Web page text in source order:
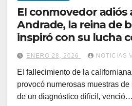
El conmovedor adiós
Andrade, la reina de
inspiró con su lucha
cáncer
ENERO 28, 2026 NOTICIAS
El fallecimiento de la
provocó numerosas muestras
de un diagnóstico difícil, venció…